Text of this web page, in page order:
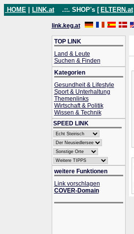
HOME LINK.at .::. SHOP's [ ELTERN.at
link.keg.at
TOP LINK
Land & Leute
Suchen & Finden
Kategorien
Gesundheit & Lifestyle
Sport & Unterhaltung
Themenlinks
Wirtschaft & Politik
Wissen & Technik
SPEED LINK
weitere Funktionen
Link vorschlagen
COVER-Domain